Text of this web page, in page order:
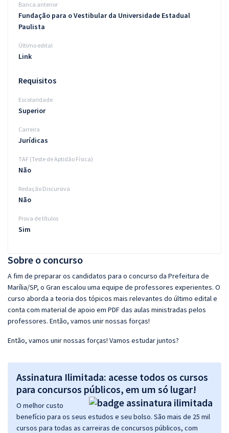
Aprovados
Sobre o concurso
A fim de preparar os candidatos para o concurso da Prefeitura de
Marília/SP, o Gran escalou uma equipe de professores experientes. O
curso aborda a teoria dos tópicos mais relevantes do último edital e
conta com material de apoio em PDF das aulas ministradas pelos
professores. Então, vamos unir nossas forças!
Então, vamos unir nossas forças! Vamos estudar juntos?
Assinatura Ilimitada: acesse todos os cursos
para concursos públicos, em um só lugar!
O melhor custo
benefício para os seus estudos e seu bolso. São mais de 25 mil
cursos para todas as carreiras de concursos públicos, com
Banca anterior
Fundação para o Vestibular da Universidade Estadual
Paulista
Último edital
Link
Requisitos
Escolaridade
Superior
Carreira
Jurídicas
TAF (Teste de Aptidão Física)
Não
Redação Discursiva
Não
Prova de títulos
Sim